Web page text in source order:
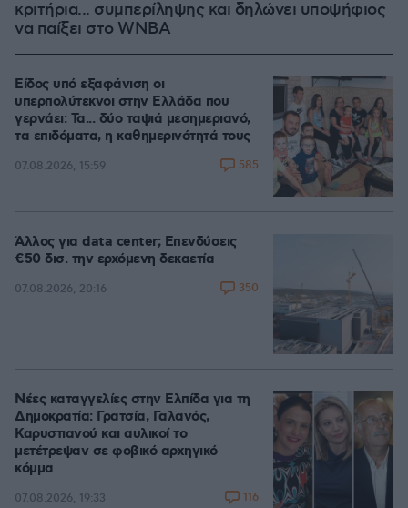
κριτήρια... συμπερίληψης και δηλώνει υποψήφιος
να παίξει στο WNBA
Είδος υπό εξαφάνιση οι
υπερπολύτεκνοι στην Ελλάδα που
γερνάει: Τα... δύο ταψιά μεσημεριανό,
τα επιδόματα, η καθημερινότητά τους
07.08.2026, 15:59 585
Άλλος για data center; Επενδύσεις
€50 δισ. την ερχόμενη δεκαετία
07.08.2026, 20:16 350
Νέες καταγγελίες στην Ελπίδα για τη
Δημοκρατία: Γρατσία, Γαλανός,
Καρυστιανού και αυλικοί το
μετέτρεψαν σε φοβικό αρχηγικό
κόμμα
07.08.2026, 19:33 116